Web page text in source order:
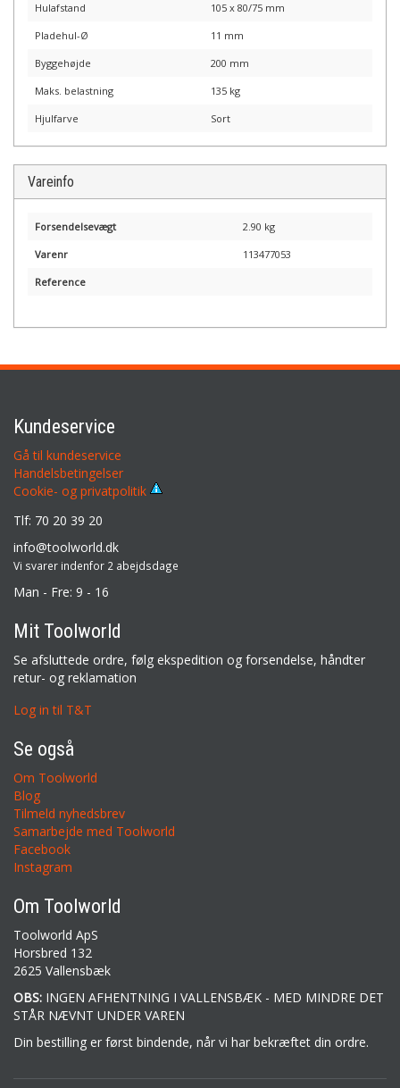
Hulafstand 105 x 80/75 mm
Pladehul-Ø 11 mm
Byggehøjde 200 mm
Maks. belastning 135 kg
Hjulfarve Sort
Vareinfo
Forsendelsevægt 2.90 kg
Varenr 113477053
Reference
Kundeservice
Gå til kundeservice
Handelsbetingelser
Cookie- og privatpolitik
Tlf: 70 20 39 20
info@toolworld.dk
Vi svarer indenfor 2 abejdsdage
Man - Fre: 9 - 16
Mit Toolworld
Se afsluttede ordre, følg ekspedition og forsendelse, håndter
retur- og reklamation
Log in til T&T
Se også
Om Toolworld
Blog
Tilmeld nyhedsbrev
Samarbejde med Toolworld
Facebook
Instagram
Om Toolworld
Toolworld ApS
Horsbred 132
2625 Vallensbæk
OBS: INGEN AFHENTNING I VALLENSBÆK - MED MINDRE DET
STÅR NÆVNT UNDER VAREN
Din bestilling er først bindende, når vi har bekræftet din ordre.